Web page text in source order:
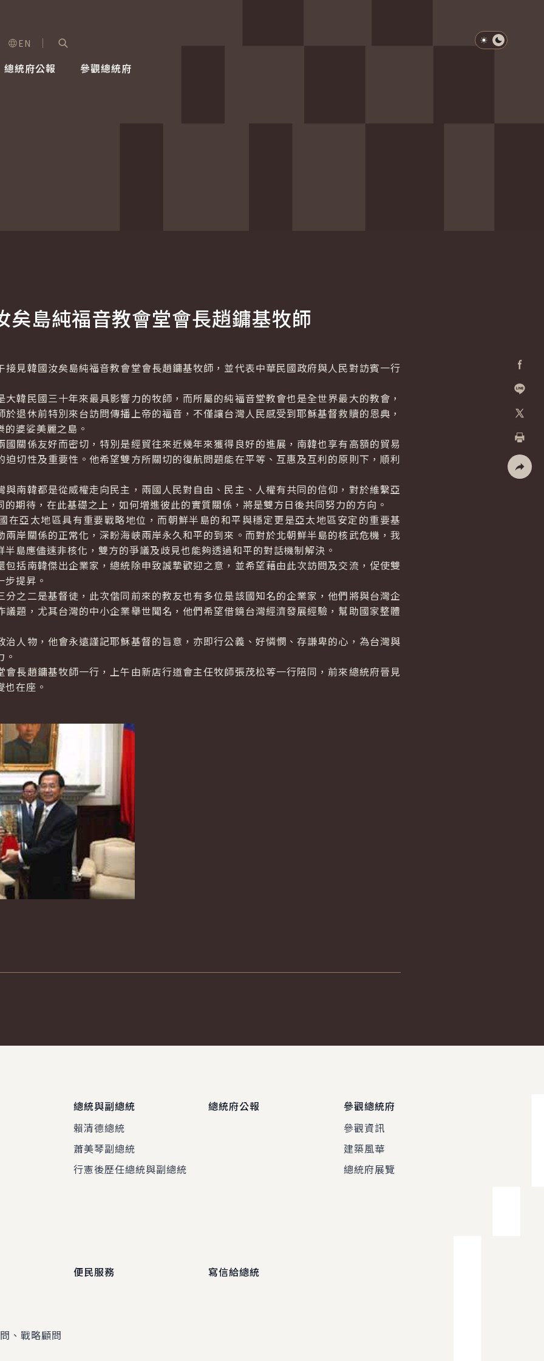
級選單
EN
總統府公報 參觀總統府
淺色模式
深色模式
加入好
列印
矣島純福音教會堂會長趙鏞基牧師
韓國汝矣島純福音教會堂會長趙鏞基牧師，並代表中華民國政府與人民對訪賓一行
民國三十年來最具影響力的牧師，而所屬的純福音堂教會也是全世界最大的教會，
退休前特別來台訪問傳播上帝的福音，不僅讓台灣人民感受到耶穌基督救贖的恩典，
婆娑美麗之島。
係友好而密切，特別是經貿往來近幾年來獲得良好的進展，南韓也享有高額的貿易
迫切性及重要性。他希望雙方所關切的復航問題能在平等、互惠及互利的原則下，順利
韓都是從威權走向民主，兩國人民對自由、民主、人權有共同的信仰，對於維繫亞
期待，在此基礎之上，如何增進彼此的實質關係，將是雙方日後共同努力的方向。
太地區具有重要戰略地位，而朝鮮半島的和平與穩定更是亞太地區安定的重要基
兩岸關係的正常化，深盼海峽兩岸永久和平的到來。而對於北朝鮮半島的核武危機，我
島應儘速非核化，雙方的爭議及歧見也能夠透過和平的對話機制解決。
南韓傑出企業家，總統除申致誠摯歡迎之意，並希望藉由此次訪問及交流，促使雙
提昇。
二是基督徒，此次偕同前來的教友也有多位是該國知名的企業家，他們將與台灣企
議題，尤其台灣的中小企業舉世聞名，他們希望借鏡台灣經濟發展經驗，幫助國家整體
物，他會永遠謹記耶穌基督的旨意，亦即行公義、好憐憫、存謙卑的心，為台灣與
趙鏞基牧師一行，上午由新店行道會主任牧師張茂松等一行陪同，前來總統府晉見
在座。
總統與副總統
賴清德總統
蕭美琴副總統
行憲後歷任總統與副總統
總統府公報
參觀總統府
參觀資訊
建築風華
總統府展覽
、戰略顧問
便民服務 寫信給總統